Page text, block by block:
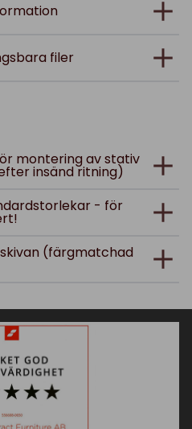
filer
montering av stativ
insänd ritning)
- för
(färgmatchad